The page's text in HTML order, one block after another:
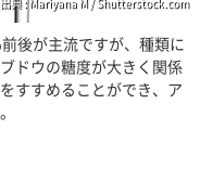
出典 : Mariyana M / Shutterstock.com
後が主流ですが、種類に
ドウの糖度が大きく関係
すすめることができ、ア